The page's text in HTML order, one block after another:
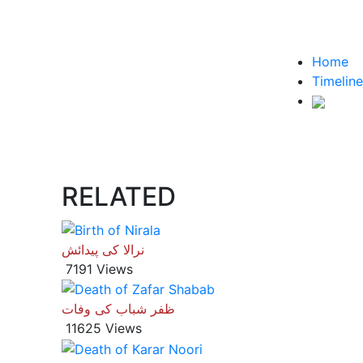
Home
Timeline
RELATED
نرالا کی پیدائش
7191 Views
ظفر شباب کی وفات
11625 Views